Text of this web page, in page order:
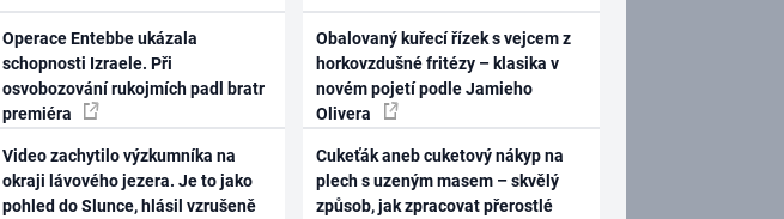
Operace Entebbe ukázala
schopnosti Izraele. Při
osvobozování rukojmích padl bratr
premiéra
Video zachytilo výzkumníka na
okraji lávového jezera. Je to jako
pohled do Slunce, hlásil vzrušeně
Obalovaný kuřecí řízek s vejcem z
horkovzdušné fritézy – klasika v
novém pojetí podle Jamieho
Olivera
Cukeťák aneb cuketový nákyp na
plech s uzeným masem – skvělý
způsob, jak zpracovat přerostlé